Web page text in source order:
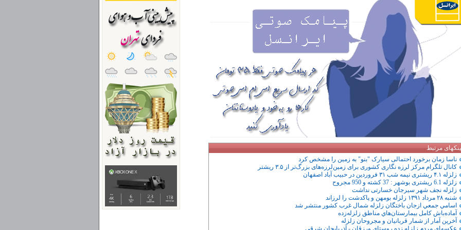
مرتبط
ناسا زمان برخورد احتمالی سیارک "بنو" به زمین را مشخص کرد
کانال تلگرام مرکز لرزه نگاری کشوری برای زمین‌لرزه‌های بزرگ‌تر از ۳.۵ ریشتر
زلزله ۴.۱ ریشتری نیمه شب ۳۱ فروردین در حبيب آباد اصفهان
زلزله 6.1 ریشتری بوشهر : 37 کشته و 950 مجروح
زلزله نجف‌ شهر سيرجان خسارتی نداشت
شنبه ۲۸ مرداد ۱۳۹۱ زلزله بومهن و پاکدشت را لرزاند
اسامي جمعي ازجان‌ باختگان زلزله شمال غرب كشور منتشر شد
آماده‌باش كامل بيمارستان‌هاي مناطق زلزله‌زده
آخرين آمار از شمار قربانيان و مجروحان زلزله
عکسهای مردم زلزله زده روستای ورزقان - آذربایجان شرقی